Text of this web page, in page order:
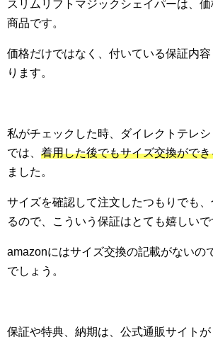
スリムリフトマジックシェイパーは、
商品です。
価格だけではなく、付いている保証内
ります。
私がチェックした時、ダイレクトテレ
では、 着用した後でもサイズ交換ができ
ました。
サイズを確認して注文したつもりでも
るので、こういう保証はとても嬉しいで
amazonにはサイズ交換の記載がないの
でしょう。
保証や特典、納期は、公式通販サイトが